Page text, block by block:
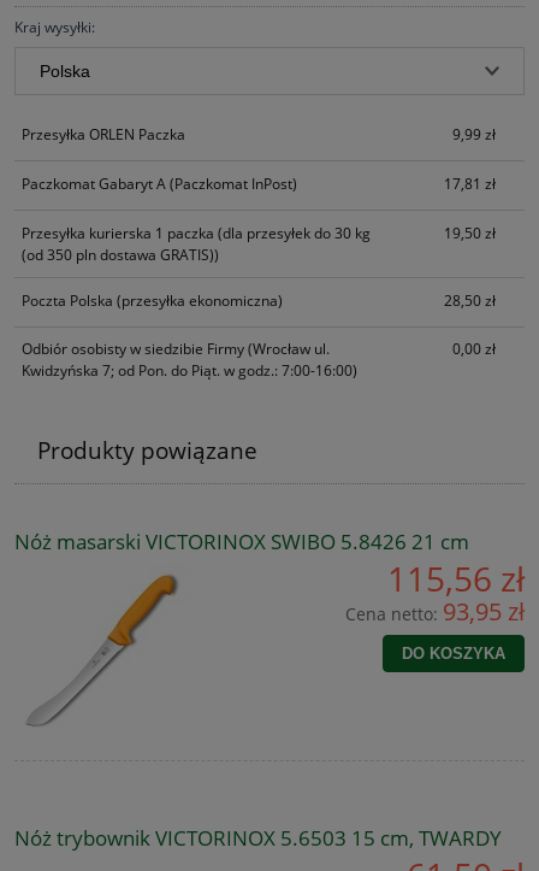
Kraj wysyłki:
Przesyłka ORLEN Paczka 9,99 zł
Paczkomat Gabaryt A(Paczkomat InPost) 17,81 zł
Przesyłka kurierska 1 paczka (dla przesyłek do 30 kg
(od 350 pln dostawa GRATIS))
19,50 zł
Poczta Polska (przesyłka ekonomiczna) 28,50 zł
Odbiór osobisty w siedzibie Firmy(Wrocław ul.
Kwidzyńska 7; od Pon. do Piąt. w godz.: 7:00-16:00)
0,00 zł
Produkty powiązane
Nóż masarski VICTORINOX SWIBO 5.8426 21 cm
115,56 zł
Cena netto: 93,95 zł
DO KOSZYKA
Nóż trybownik VICTORINOX 5.6503 15 cm, TWARDY